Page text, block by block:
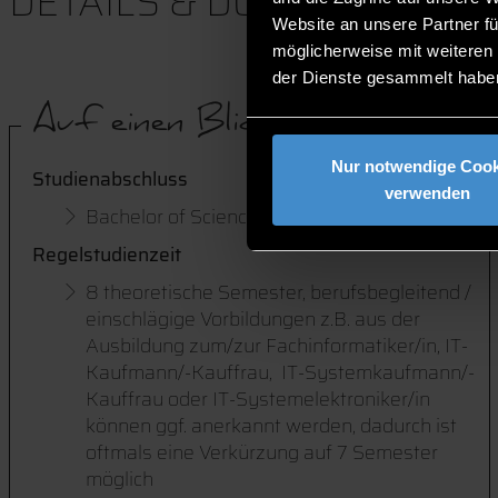
Website an unsere Partner
möglicherweise mit
der Dienste gesammelt
Nur notwendige
verwenden
Auf einen Blick
Studienabschluss
Bachelor of Science (B.Sc.)
Regelstudienzeit
8 theoretische Semester, berufsbegleitend /
einschlägige Vorbildungen z.B. aus der
Ausbildung zum/zur Fachinformatiker/in, IT-
Kaufmann/-Kauffrau, IT-Systemkaufmann/-
Kauffrau oder IT-Systemelektroniker/in
können ggf. anerkannt werden, dadurch ist
oftmals eine Verkürzung auf 7 Semester
möglich